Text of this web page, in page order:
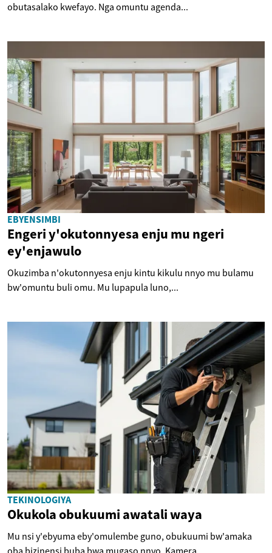
obutasalako kwefayo. Nga omuntu agenda...
EBYENSIMBI
Engeri y'okutonnyesa enju mu ngeri
ey'enjawulo
Okuzimba n'okutonnyesa enju kintu kikulu nnyo mu bulamu
bw'omuntu buli omu. Mu lupapula luno,...
TEKINOLOGIYA
Okukola obukuumi awatali waya
Mu nsi y'ebyuma eby'omulembe guno, obukuumi bw'amaka
oba bizinensi buba bwa mugaso nnyo. Kamera...